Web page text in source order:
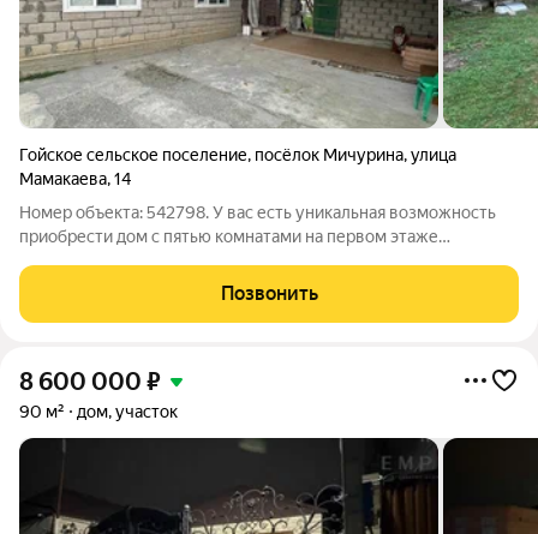
Гойское сельское поселение, посёлок Мичурина,улица
Мамакаева,14
Номер объекта: 542798. У вас есть уникальная возможность
приобрести дом с пятью комнатами на первом этаже
очень экономичный вариант порадует вас своим удобством и
уютом. В данный момент в доме
Позвонить
8 600 000 ₽
90 м² дом, участок